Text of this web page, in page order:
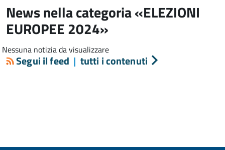
News nella categoria «ELEZIONI
EUROPEE 2024»
Nessuna notizia da visualizzare
Segui il feed | tutti i contenuti